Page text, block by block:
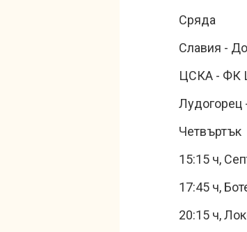
Сряда
Славия -
ЦСКА - ФК
Лудогорец
Четвъртък
15:15 ч,
17:45 ч,
20:15 ч,